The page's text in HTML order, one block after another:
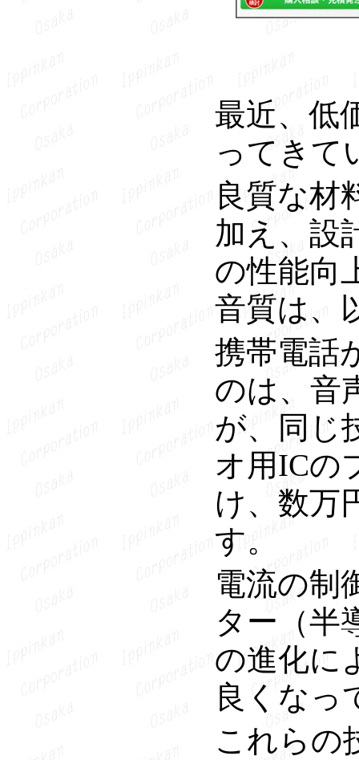
最近、低
ってきて
良質な材
加え、設
の性能向
音質は、
携帯電話
のは、音
が、同じ
オ用ICの
け、数万
す。
電流の制
ター（半
の進化に
良くなっ
これらの